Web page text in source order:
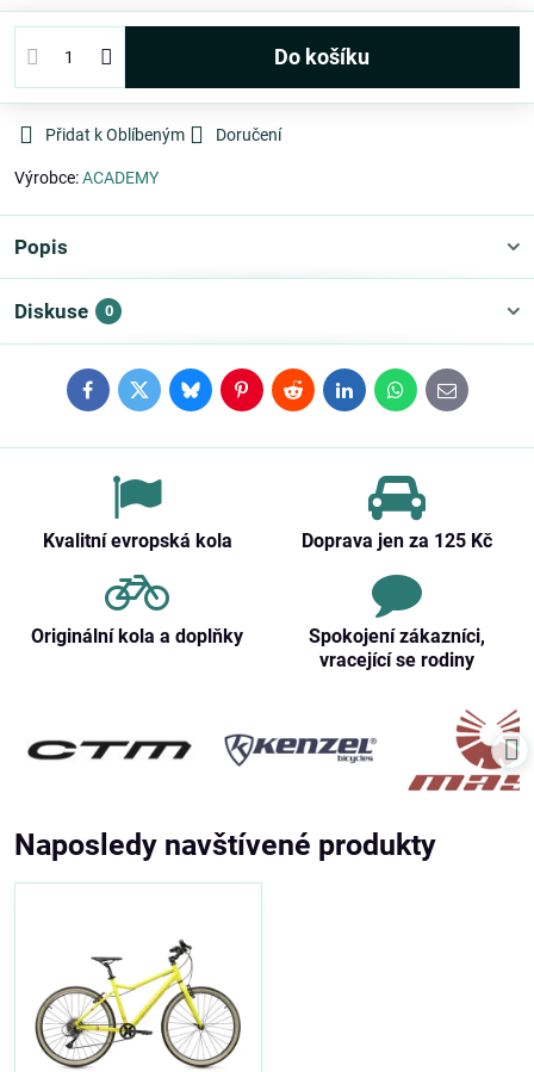
Do košíku
Přidat k Oblíbeným Doručení
Výrobce:ACADEMY
Popis
Diskuse 0
FacebookTwitterBlueskyPinterestRedditLinkedInWhatsApp
E-
mail
Kvalitní evropská kola Doprava jen za 125 Kč
Originální kola a doplňky
Spokojení zákazníci,
vracející se rodiny
Naposledy navštívené produkty